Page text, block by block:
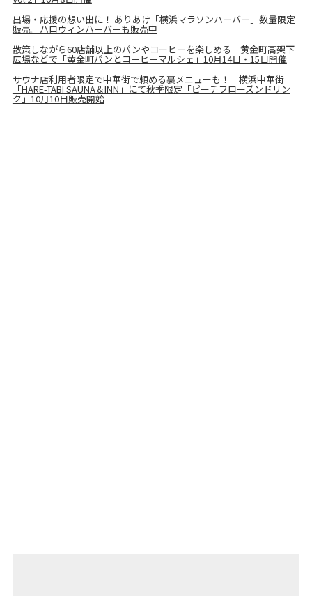
出場・応援の想い出に！ ありあけ「横浜マラソンハーバー」数量限定
販売。ハロウィンハーバーも販売中
散策しながら60店舗以上のパンやコーヒーを楽しめる 黄金町高架下
広場などで「黄金町パンとコーヒーマルシェ」10月14日・15日開催
サウナ店利用者限定で中華街で頼める裏メニューも！ 横浜中華街
「HARE-TABI SAUNA＆INN」にて秋季限定「ピーチフローズンドリン
ク」10月10日販売開始